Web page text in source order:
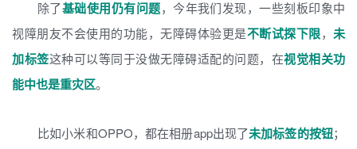
除了基础使用仍有问题，今年我们发现，一些刻板印象中
视障朋友不会使用的功能，无障碍体验更是不断试探下限， 未
加标签这种可以等同于没做无障碍适配的问题，在视觉相关功
能中也是重灾区。
比如小米和OPPO，都在相册app出现了未加标签的按钮；